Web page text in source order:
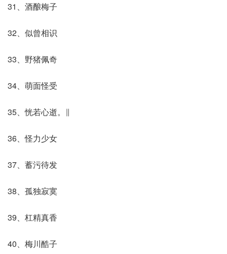
31、酒酿梅子
32、似曾相识
33、野猪佩奇
34、萌面怪受
35、恍若心逝。∥
36、怪力少女
37、蓄污待发
38、孤独寂寞
39、杠精真香
40、梅川酷子